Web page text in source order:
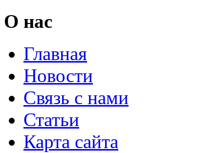
О нас
Главная
Новости
Связь с нами
Статьи
Карта сайта